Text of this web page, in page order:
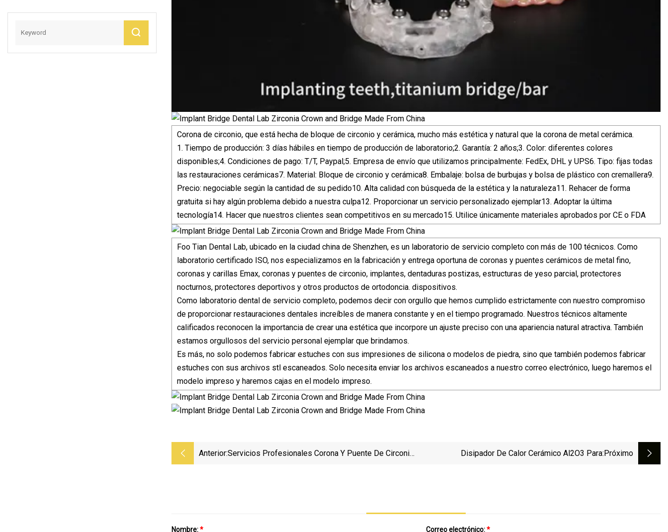
Corona de circonio, que está hecha de bloque de circonio y cerámica, mucho más estética y natural que la corona de metal cerámica.
1. Tiempo de producción: 3 días hábiles en tiempo de producción de laboratorio;2. Garantía: 2 años;3. Color: diferentes colores
disponibles;4. Condiciones de pago: T/T, Paypal;5. Empresa de envío que utilizamos principalmente: FedEx, DHL y UPS6. Tipo: fijas todas
las restauraciones cerámicas7. Material: Bloque de circonio y cerámica8. Embalaje: bolsa de burbujas y bolsa de plástico con cremallera9.
Precio: negociable según la cantidad de su pedido10. Alta calidad con búsqueda de la estética y la naturaleza11. Rehacer de forma
gratuita si hay algún problema debido a nuestra culpa12. Proporcionar un servicio personalizado ejemplar13. Adoptar la última
tecnología14. Hacer que nuestros clientes sean competitivos en su mercado15. Utilice únicamente materiales aprobados por CE o FDA
Foo Tian Dental Lab, ubicado en la ciudad china de Shenzhen, es un laboratorio de servicio completo con más de 100 técnicos. Como
laboratorio certificado ISO, nos especializamos en la fabricación y entrega oportuna de coronas y puentes cerámicos de metal fino,
coronas y carillas Emax, coronas y puentes de circonio, implantes, dentaduras postizas, estructuras de yeso parcial, protectores
nocturnos, protectores deportivos y otros productos de ortodoncia. dispositivos.
Como laboratorio dental de servicio completo, podemos decir con orgullo que hemos cumplido estrictamente con nuestro compromiso
de proporcionar restauraciones dentales increíbles de manera constante y en el tiempo programado. Nuestros técnicos altamente
calificados reconocen la importancia de crear una estética que incorpore un ajuste preciso con una apariencia natural atractiva. También
estamos orgullosos del servicio personal ejemplar que brindamos.
Es más, no solo podemos fabricar estuches con sus impresiones de silicona o modelos de piedra, sino que también podemos fabricar
estuches con sus archivos stl escaneados. Solo necesita enviar los archivos escaneados a nuestro correo electrónico, luego haremos el
modelo impreso y haremos cajas en el modelo impreso.
Anterior:Servicios Profesionales Corona Y Puente De Circonio
Disipador De Calor Cerámico Al2O3 Para:próximo
Nombre:* Correo electrónico:*